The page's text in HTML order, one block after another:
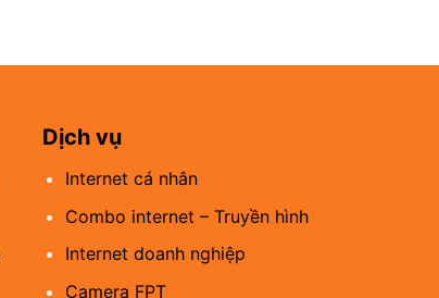
Dịch vụ
Internet cá nhân
Combo internet – Truyền hình
Internet doanh nghiệp
Camera FPT